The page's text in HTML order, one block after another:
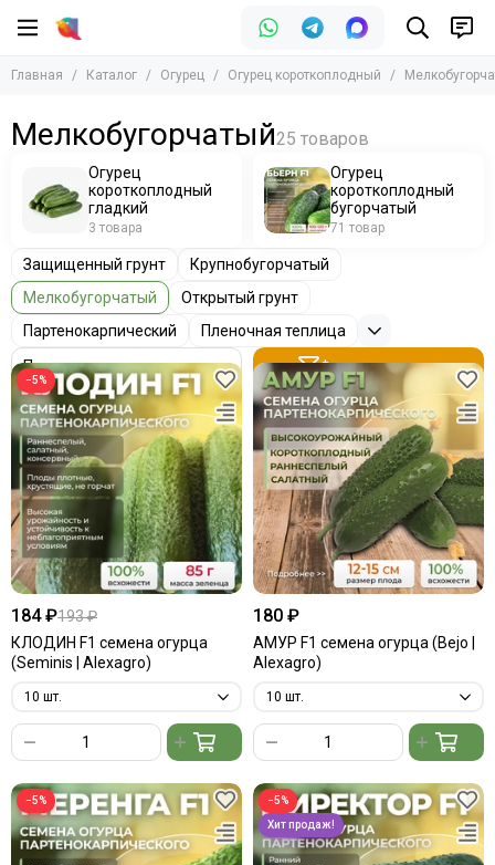
Огурец
Огурец короткоплодный
Огурец короткоплодный
Огурец короткоплодный гладкий
Огурец короткоплодный бугорчатый
Огурец среднеплодный
Огурец длинноплодный
Главная Каталог Огурец Огурец короткоплодный
Мелкобугорчатый
Огурец
короткоплодный
гладкий
3 товара
Огурец
короткоплодный
бугорчатый
71 товар
Защищенный грунт
Крупнобугорчатый
Мелкобугорчатый
Открытый грунт
Партенокарпический
Пленочная теплица
Фильтр товаров
−5%
184 ₽193 ₽
КЛОДИН F1 семена огурца
(Seminis | Alexagro)
180 ₽
АМУР F1 семена огурца (Bejo |
Alexagro)
−5% −5%